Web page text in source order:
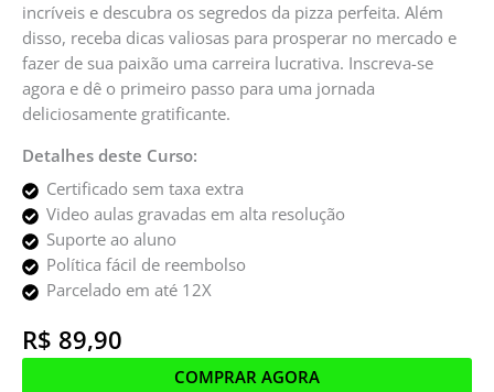
incríveis e descubra os segredos da pizza perfeita. Além
disso, receba dicas valiosas para prosperar no mercado e
fazer de sua paixão uma carreira lucrativa. Inscreva-se
agora e dê o primeiro passo para uma jornada
deliciosamente gratificante.
Detalhes deste Curso:
Certificado sem taxa extra
Video aulas gravadas em alta resolução
Suporte ao aluno
Política fácil de reembolso
Parcelado em até 12X
R$ 89,90
COMPRAR AGORA